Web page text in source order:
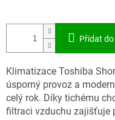
cena:
Přidat
Klimatizace Toshiba
úsporný provoz a
celý rok. Díky tichému
filtraci vzduchu zajišťuje